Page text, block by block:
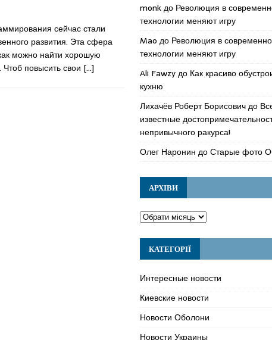
сейчас стали
развития. Эта сфера
можно найти хорошую
повысить свои […]
monkдо Революция в
технологии меняют игру
Mao до Революция в
технологии меняют игру
Ali Fawzyдо Как красиво
кухню
Лихачёв Роберт Борисовичдо
известные
непривычного ракурса!
Олег Наронин доСтарые фото
АРХІВИ
КАТЕГОРІЇ
Интересные новости
Киевские новости
Новости Оболони
Новости Украины